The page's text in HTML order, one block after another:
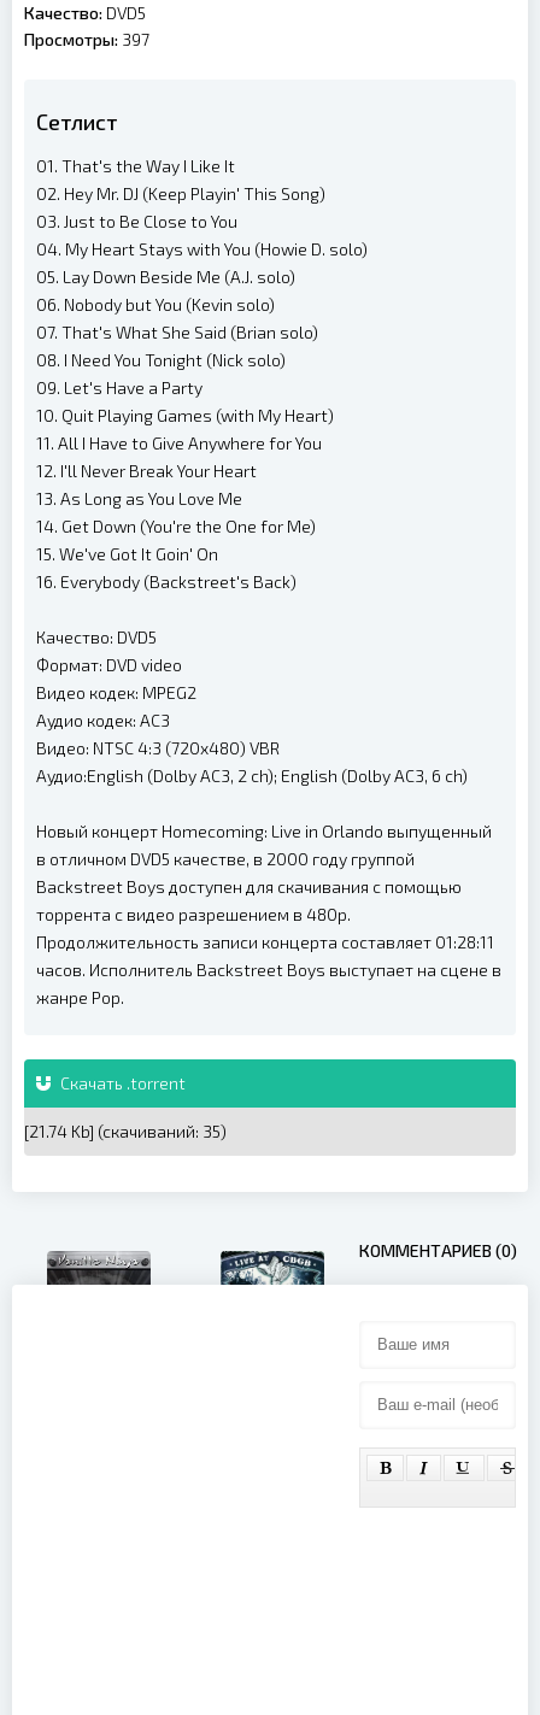
Качество: DVD5
Просмотры: 397
Сетлист
01. That's the Way I Like It
02. Hey Mr. DJ (Keep Playin' This Song)
03. Just to Be Close to You
04. My Heart Stays with You (Howie D. solo)
05. Lay Down Beside Me (A.J. solo)
06. Nobody but You (Kevin solo)
07. That's What She Said (Brian solo)
08. I Need You Tonight (Nick solo)
09. Let's Have a Party
10. Quit Playing Games (with My Heart)
11. All I Have to Give Anywhere for You
12. I'll Never Break Your Heart
13. As Long as You Love Me
14. Get Down (You're the One for Me)
15. We've Got It Goin' On
16. Everybody (Backstreet's Back)
Качество: DVD5
Формат: DVD video
Видео кодек: MPEG2
Аудио кодек: AC3
Видео: NTSC 4:3 (720x480) VBR
Аудио:English (Dolby AC3, 2 ch); English (Dolby AC3, 6 ch)
Новый концерт Homecoming: Live in Orlando выпущенный
в отличном DVD5 качестве, в 2000 году группой
Backstreet Boys доступен для скачивания с помощью
торрента с видео разрешением в 480p.
Продолжительность записи концерта составляет 01:28:11
часов. Исполнитель Backstreet Boys выступает на сцене в
жанре Pop.
Скачать .torrent
[21.74 Kb] (cкачиваний: 35)
КОММЕНТАРИЕВ (0)